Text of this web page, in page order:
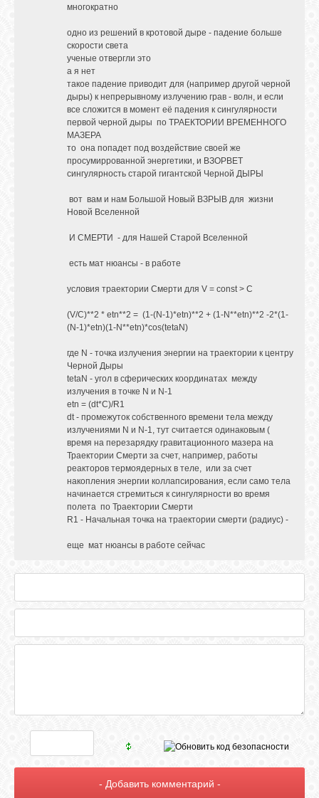
многократно
одно из решений в кротовой дыре - падение больше
скорости света
ученые отвергли это
а я нет
такое падение приводит для (например другой черной
дыры) к непрерывному излучению грав - волн, и если
все сложится в момент её падения к сингулярности
первой черной дыры по ТРАЕКТОРИИ ВРЕМЕННОГО
МАЗЕРА
то она попадет под воздействие своей же
просумиррованной энергетики, и ВЗОРВЕТ
сингулярность старой гигантской Черной ДЫРЫ
вот вам и нам Большой Новый ВЗРЫВ для жизни
Новой Вселенной
И СМЕРТИ - для Нашей Старой Вселенной
есть мат нюансы - в работе
условия траектории Смерти для V = const > C
(V/C)**2 * etn**2 = (1-(N-1)*etn)**2 + (1-N**etn)**2 -2*(1-
(N-1)*etn)(1-N**etn)*cos(tetaN)
где N - точка излучения энергии на траектории к центру
Черной Дыры
tetaN - угол в сферических координатах между
излучения в точке N и N-1
etn = (dt*C)/R1
dt - промежуток собственного времени тела между
излучениями N и N-1, тут считается одинаковым (
время на перезарядку гравитационного мазера на
Траектории Смерти за счет, например, работы
реакторов термоядерных в теле, или за счет
накопления энергии коллапсирования, если само тела
начинается стремиться к сингулярности во время
полета по Траектории Смерти
R1 - Начальная точка на траектории смерти (радиус) -
еще мат нюансы в работе сейчас